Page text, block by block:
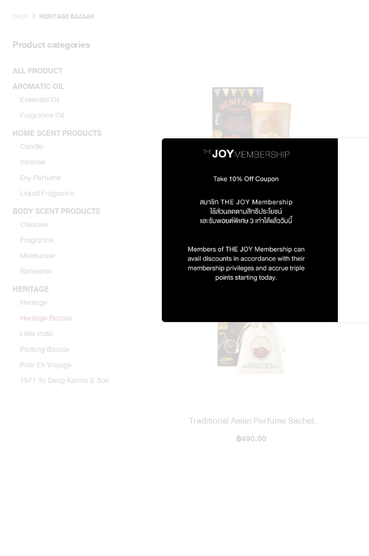
SHOP HERITAGE BAZAAR
Product categories
ALL PRODUCT
AROMATIC OIL
Essential Oil
Fragrance Oil
HOME SCENT PRODUCTS
Candle
Incense
Dry Perfume
Liquid Fragrance
BODY SCENT PRODUCTS
Cleanser
Fragrance
Moisturizer
Refresher
HERITAGE
Heritage
Heritage Bazaar
Little India
Padang Bazaar
Patir En Voyage
1971 To Deng Karma & Son
Aromatic Glass Candle Heritage Bazaar
฿1,550.00
Traditional Asian Perfume Sachet
Heritage Bazaar
฿490.00